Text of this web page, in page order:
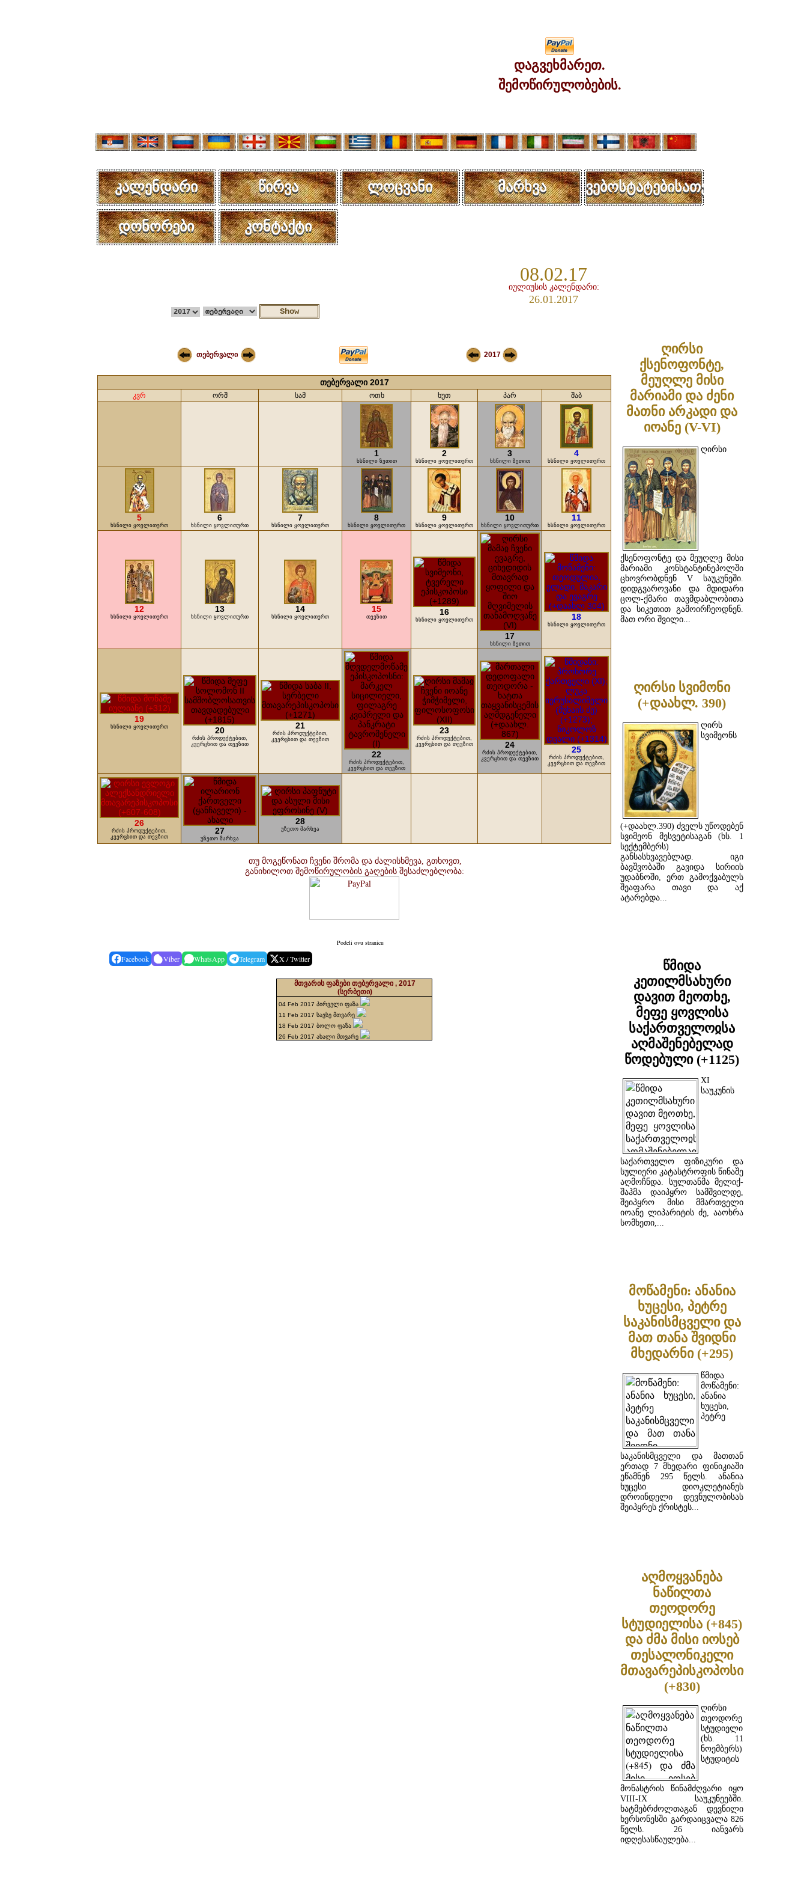
დაგვეხმარეთ.
შემოწირულობების.
კალენდარი წირვა ლოცვანი მარხვა ვებოსტატებისათვის
დონორები კონტაქტი
08.02.17
იულიუსის კალენდარი:
26.01.2017
თებერვალი 2017
ღირსი
ქსენოფონტე,
მეუღლე მისი
მარიამი და ძენი
მათნი არკადი და
იოანე (V-VI)
ღირსი
ქსენოფონტე და მეუღლე მისი
მარიამი კონსტანტინეპოლში
ცხოვრობდნენ V საუკუნეში.
დიდგვაროვანი და მდიდარი
ცოლ-ქმარი თავმდაბლობითა
და სიკეთით გამოირჩეოდნენ.
მათ ორი შვილი...
ღირსი სვიმონი
(+დაახლ. 390)
ღირს
სვიმეონს
(+დაახლ.390) ძველს უწოდებენ
სვიმეონ მესვეტისაგან (ხს. 1
სექტემბერს)
განსასხვავებლად. იგი
ბავშვობაში გავიდა სირიის
უდაბნოში, ერთ გამოქვაბულს
შეაფარა თავი და აქ
ატარებდა...
წმიდა
კეთილმსახური
დავით მეოთხე,
მეფე ყოვლისა
საქართველოჲსა
აღმაშენებელად
წოდებული (+1125)
XI
საუკუნის
საქართველო ფიზიკური და
სულიერი კატასტროფის წინაშე
აღმოჩნდა. სულთანმა მელიქ-
შაჰმა დაიპყრო სამშვილდე,
შეიპყრო მისი მმართველი
იოანე ლიპარიტის ძე, ააოხრა
სომხეთი,...
მოწამენი: ანანია
ხუცესი, პეტრე
საკანისმცველი და
მათ თანა შვიდნი
მხედარნი (+295)
წმიდა
მოწამენი:
ანანია
ხუცესი,
პეტრე
საკანისმცველი და მათთან
ერთად 7 მხედარი ფინიკიაში
ეწამნენ 295 წელს. ანანია
ხუცესი დიოკლეტიანეს
დროინდელი დევნულობისას
შეიპყრეს ქრისტეს...
აღმოყვანება
ნაწილთა
თეოდორე
სტუდიელისა (+845)
და ძმა მისი იოსებ
თესალონიკელი
მთავარეპისკოპოსი
(+830)
ღირსი
თეოდორე
სტუდიელი
(ხს. 11
ნოემბერს)
სტუდიტის
მონასტრის წინამძღვარი იყო
VIII-IX საუკუნეებში.
ხატმებრძოლთაგან დევნილი
ხერსონესში გარდაიცვალა 826
წელს. 26 იანვარს
იდღესასწაულება...
თებერვალი 2017
კვრ ორშ სამ ოთხ ხუთ პარ შაბ
1
ხსნილი ზეთით
2
ხსნილი ყოვლითურთ
3
ხსნილი ზეთით
4
ხსნილი ყოვლითურთ
5
ხსნილი ყოვლითურთ
6
ხსნილი ყოვლითურთ
7
ხსნილი ყოვლითურთ
8
ხსნილი ყოვლითურთ
9
ხსნილი ყოვლითურთ
10
ხსნილი ყოვლითურთ
11
ხსნილი ყოვლითურთ
12
ხსნილი ყოვლითურთ
13
ხსნილი ყოვლითურთ
14
ხსნილი ყოვლითურთ
15
თევზით 16
ხსნილი ყოვლითურთ
17
ხსნილი ზეთით
18
ხსნილი ყოვლითურთ
19
ხსნილი ყოვლითურთ 20
რძის პროდუქტებით,
კვერცხით და თევზით
21
რძის პროდუქტებით,
კვერცხით და თევზით
22
რძის პროდუქტებით,
კვერცხით და თევზით
23
რძის პროდუქტებით,
კვერცხით და თევზით
24
რძის პროდუქტებით,
კვერცხით და თევზით
25
რძის პროდუქტებით,
კვერცხით და თევზით
26
რძის პროდუქტებით,
კვერცხით და თევზით
27
უზეთო მარხვა
28
უზეთო მარხვა
თუ მოგეწონათ ჩვენი შრომა და ძალისხმევა, გთხოვთ,
განიხილოთ შემოწირულობის გაღების შესაძლებლობა:
Podeli ovu stranicu
Facebook Viber WhatsApp Telegram X / Twitter
მთვარის ფაზები თებერვალი , 2017
(სერბეთი)
04 Feb 2017 პირველი ფაზა
11 Feb 2017 სავსე მთვარე
18 Feb 2017 ბოლო ფაზა
26 Feb 2017 ახალი მთვარე